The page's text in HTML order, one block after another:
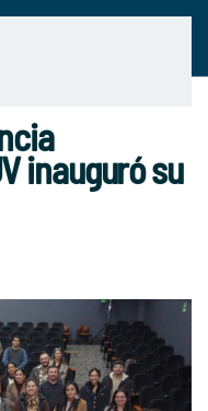
inauguró su